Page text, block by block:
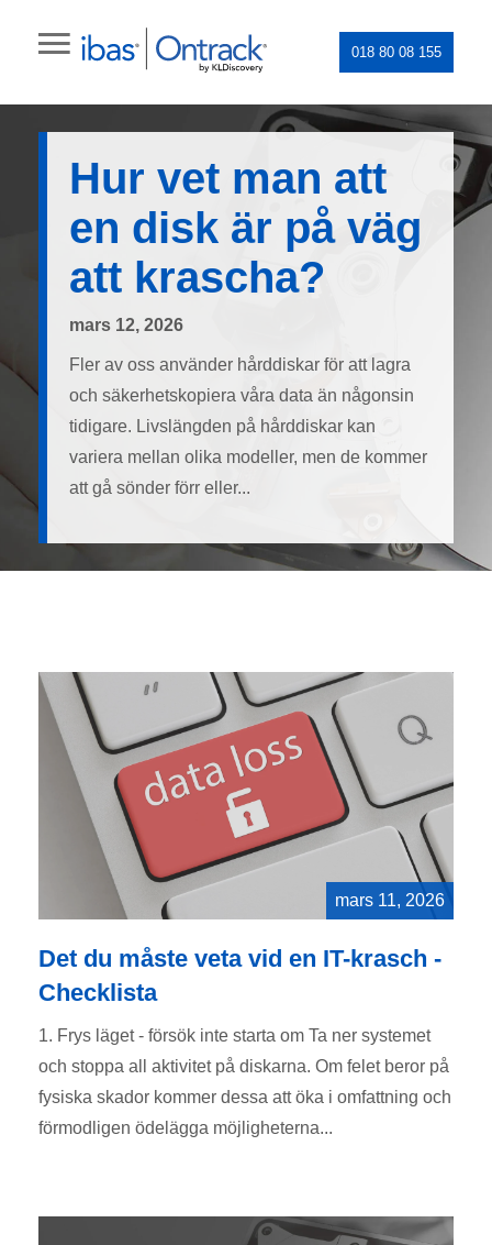
018 80 08 155
Hur vet man att
en disk är på väg
att krascha?
mars 12, 2026
Fler av oss använder hårddiskar för att lagra
och säkerhetskopiera våra data än någonsin
tidigare. Livslängden på hårddiskar kan
variera mellan olika modeller, men de kommer
att gå sönder förr eller...
mars 11, 2026
Det du måste veta vid en IT-krasch -
Checklista
1. Frys läget - försök inte starta om Ta ner systemet
och stoppa all aktivitet på diskarna. Om felet beror på
fysiska skador kommer dessa att öka i omfattning och
förmodligen ödelägga möjligheterna...